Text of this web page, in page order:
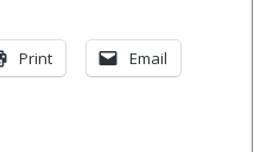
Print Email